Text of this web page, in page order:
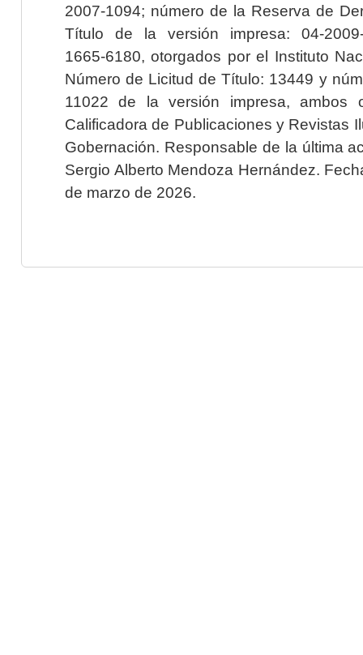
2007-1094; número de la Reserva de
Título de la versión impresa: 04-2009-
1665-6180, otorgados por el Instituto
Número de Licitud de Título: 13449 y
11022 de la versión impresa, ambos
Calificadora de Publicaciones y Revistas
Gobernación. Responsable de la última
Sergio Alberto Mendoza Hernández.
de marzo de 2026.